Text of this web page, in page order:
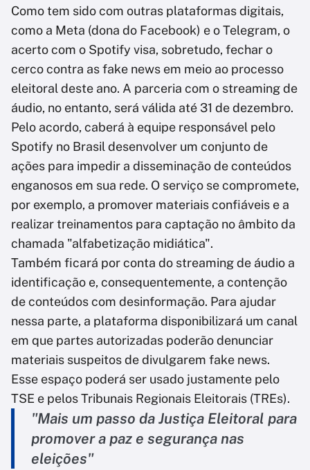
Como tem sido com outras plataformas digitais,
como a Meta (dona do Facebook) e o Telegram, o
acerto com o Spotify visa, sobretudo, fechar o
cerco contra as fake news em meio ao processo
eleitoral deste ano. A parceria com o streaming de
áudio, no entanto, será válida até 31 de dezembro.
Pelo acordo, caberá à equipe responsável pelo
Spotify no Brasil desenvolver um conjunto de
ações para impedir a disseminação de conteúdos
enganosos em sua rede. O serviço se compromete,
por exemplo, a promover materiais confiáveis e a
realizar treinamentos para captação no âmbito da
chamada "alfabetização midiática".
Também ficará por conta do streaming de áudio a
identificação e, consequentemente, a contenção
de conteúdos com desinformação. Para ajudar
nessa parte, a plataforma disponibilizará um canal
em que partes autorizadas poderão denunciar
materiais suspeitos de divulgarem fake news.
Esse espaço poderá ser usado justamente pelo
TSE e pelos Tribunais Regionais Eleitorais (TREs).
"Mais um passo da Justiça Eleitoral para
promover a paz e segurança nas
eleições"